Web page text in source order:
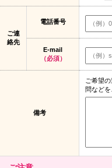
ご連
絡先
電話番号
E-mail
（必須）
備考
ご希望
問などを